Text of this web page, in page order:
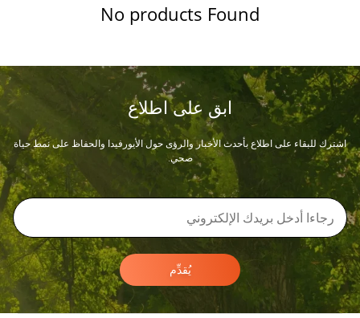
No products Found
ابق على اطلاع
اشترك للبقاء على اطلاع بأحدث الأخبار والرؤى حول الأيورفيدا والحفاظ على نمط حياة
صحي.
يُقدِّم